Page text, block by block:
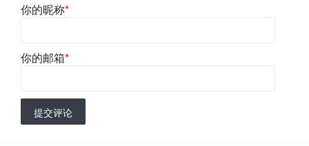
你的昵称*
你的邮箱*
提交评论